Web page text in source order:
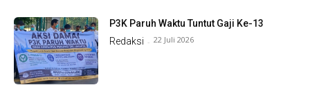
P3K Paruh Waktu Tuntut Gaji Ke-13
Redaksi - 22 Juli 2026